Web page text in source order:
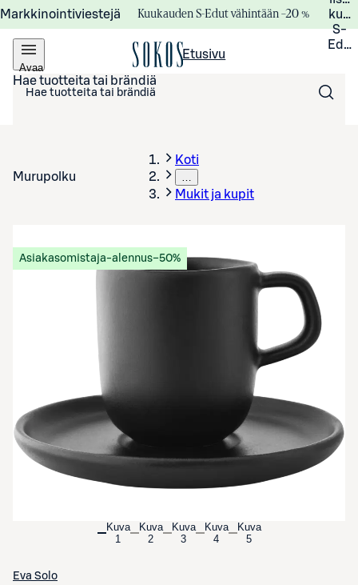
Markkinointiviestejä Kuukauden S-Edut vähintään –20 %
S-
Avaa
valikko
Etusivu
Hae tuotteita tai brändiä
Murupolku
Koti
…
Mukit ja kupit
Asiakasomistaja-alennus−50%
Kuva
1
Kuva
2
Kuva
3
Kuva
4
Kuva
5
Eva Solo